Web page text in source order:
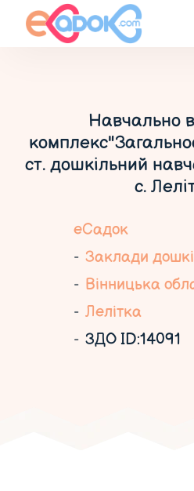
Навчально
ст. дошкільний
с.
еСадок
Заклади
Вінницька
Лелітка
ЗДО ID:14091